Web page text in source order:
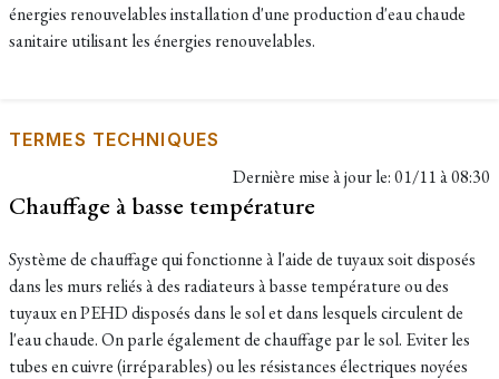
énergies renouvelables installation d'une production d'eau chaude
sanitaire utilisant les énergies renouvelables.
TERMES TECHNIQUES
Dernière mise à jour le:01/11 à 08:30
Chauffage à basse température
Système de chauffage qui fonctionne à l'aide de tuyaux soit disposés
dans les murs reliés à des radiateurs à basse température ou des
tuyaux en PEHD disposés dans le sol et dans lesquels circulent de
l'eau chaude. On parle également de chauffage par le sol. Eviter les
tubes en cuivre (irréparables) ou les résistances électriques noyées